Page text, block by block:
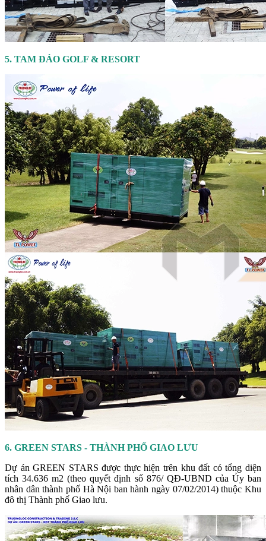
5. TAM ĐẢO GOLF & RESORT
6. GREEN STARS - THÀNH PHỐ GIAO LƯU
Dự án GREEN STARS được thực hiện trên khu đất có tổng diện
tích 34.636 m2 (theo quyết định số 876/ QĐ-UBND của Ủy ban
nhân dân thành phố Hà Nội ban hành ngày 07/02/2014) thuộc Khu
đô thị Thành phố Giao lưu.